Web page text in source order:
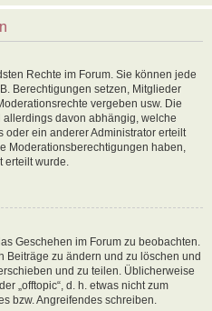
Rechte im Forum. Sie können jede
Berechtigungen setzen, Mitglieder
vergeben usw. Die
allerdings davon abhängig, welche
oder ein anderer Administrator erteilt
Moderationsberechtigungen haben,
wurde.
Geschehen im Forum zu beobachten.
Beiträge zu ändern und zu löschen und
und zu teilen. Üblicherweise
„offtopic“, d. h. etwas nicht zum
bzw. Angreifendes schreiben.